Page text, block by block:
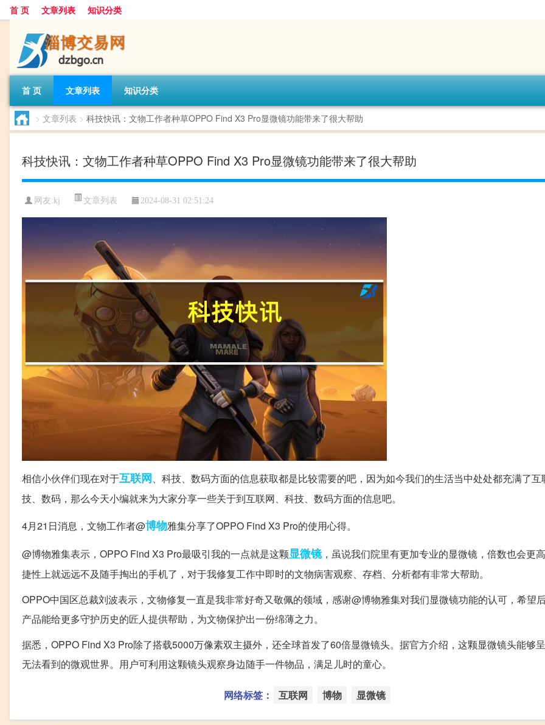
首 页 文章列表 知识分类
首 页 文章列表 知识分类
> 文章列表 > 科技快讯：文物工作者种草OPPO Find X3 Pro显微镜功能带来了很大帮助
科技快讯：文物工作者种草OPPO Find X3 Pro显微镜功能带来了很大帮助
网友: kj 文章列表 2024-08-31 02:51:24
相信小伙伴们现在对于互联网、科技、数码方面的信息获取都是比较需要的吧，因为如今我们的生活当中处处都充满了互
技、数码，那么今天小编就来为大家分享一些关于到互联网、科技、数码方面的信息吧。
4月21日消息，文物工作者@博物雅集分享了OPPO Find X3 Pro的使用心得。
@博物雅集表示，OPPO Find X3 Pro最吸引我的一点就是这颗显微镜，虽说我们院里有更加专业的显微镜，倍数也会更
捷性上就远远不及随手掏出的手机了，对于我修复工作中即时的文物病害观察、存档、分析都有非常大帮助。
OPPO中国区总裁刘波表示，文物修复一直是我非常好奇又敬佩的领域，感谢@博物雅集对我们显微镜功能的认可，希望
产品能给更多守护历史的匠人提供帮助，为文物保护出一份绵薄之力。
据悉，OPPO Find X3 Pro除了搭载5000万像素双主摄外，还全球首发了60倍显微镜头。据官方介绍，这颗显微镜头能够
无法看到的微观世界。用户可利用这颗镜头观察身边随手一件物品，满足儿时的童心。
网络标签： 互联网 博物 显微镜